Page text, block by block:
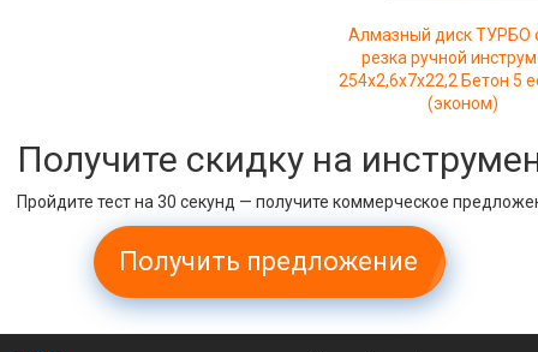
Алмазный диск ТУРБО
резка ручной
254x2,6x7x22,2 Бетон 5
(эконом)
Получите скидку на
Пройдите тест на 30 секунд — получите коммерческое
Получить предложение